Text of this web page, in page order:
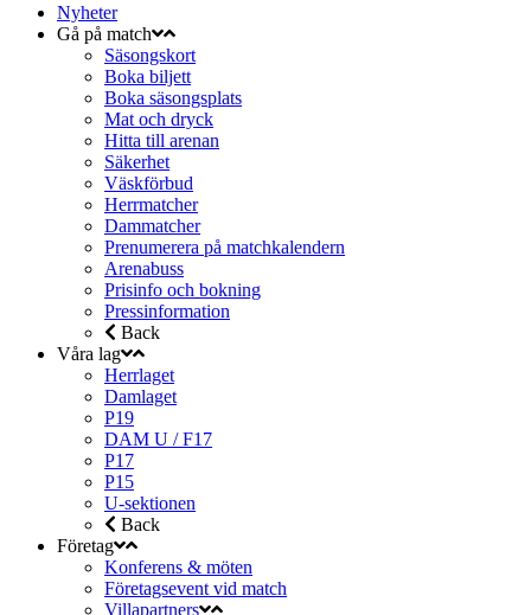
Nyheter
Gå på match
Säsongskort
Boka biljett
Boka säsongsplats
Mat och dryck
Hitta till arenan
Säkerhet
Väskförbud
Herrmatcher
Dammatcher
Prenumerera på matchkalendern
Arenabuss
Prisinfo och bokning
Pressinformation
Back
Våra lag
Herrlaget
Damlaget
P19
DAM U / F17
P17
P15
U-sektionen
Back
Företag
Konferens & möten
Företagsevent vid match
Villapartners